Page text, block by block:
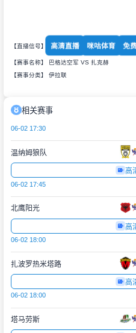
【直播信号】 高清直播 咪咕体育 免
【赛事名称】 巴格达空军 VS 扎克赫
【赛事分类】 伊拉联
相关赛事
06-02 17:30
温纳姆狼队
高
06-02 17:45
北鹰阳光
高
06-02 18:00
扎波罗热米塔路
高
06-02 18:00
塔马劳斯